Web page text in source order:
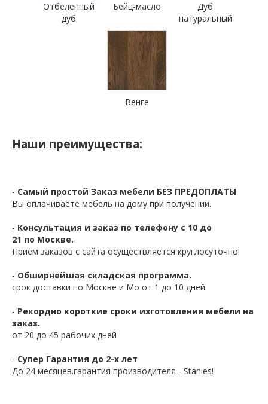
Отбеленный
дуб
Бейц-масло
Дуб
натуральный
Венге
Наши преимущества:
- Самый простой Заказ мебели БЕЗ ПРЕДОПЛАТЫ.
Вы оплачиваете мебель на дому при получении.
- Консультация и заказ по телефону с 10 до
21 по Москве.
Приём заказов с сайта осуществляется круглосуточно!
- Обширнейшая складская программа.
срок доставки по Москве и Мо от 1 до 10 дней
- Рекордно короткие сроки изготовления мебели на
заказ.
от 20 до 45 рабочих дней
- Супер Гарантия до 2-х лет
До 24 месяцев.гарантия производителя - Stanles!